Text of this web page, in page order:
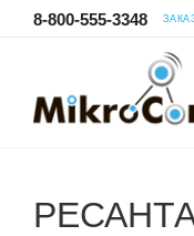
8-800-555-3348
РЕСАНТА